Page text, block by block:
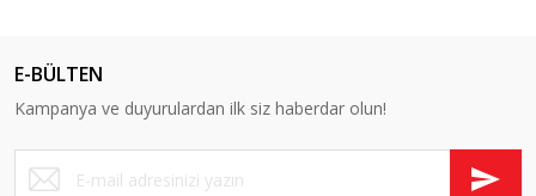
E-BÜLTEN
Kampanya ve duyurulardan ilk siz haberdar olun!